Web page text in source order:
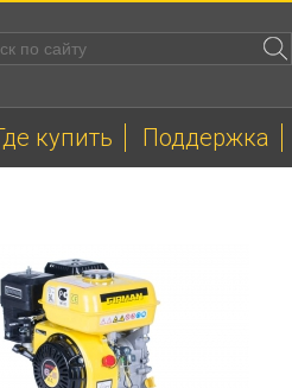
купить Поддержка